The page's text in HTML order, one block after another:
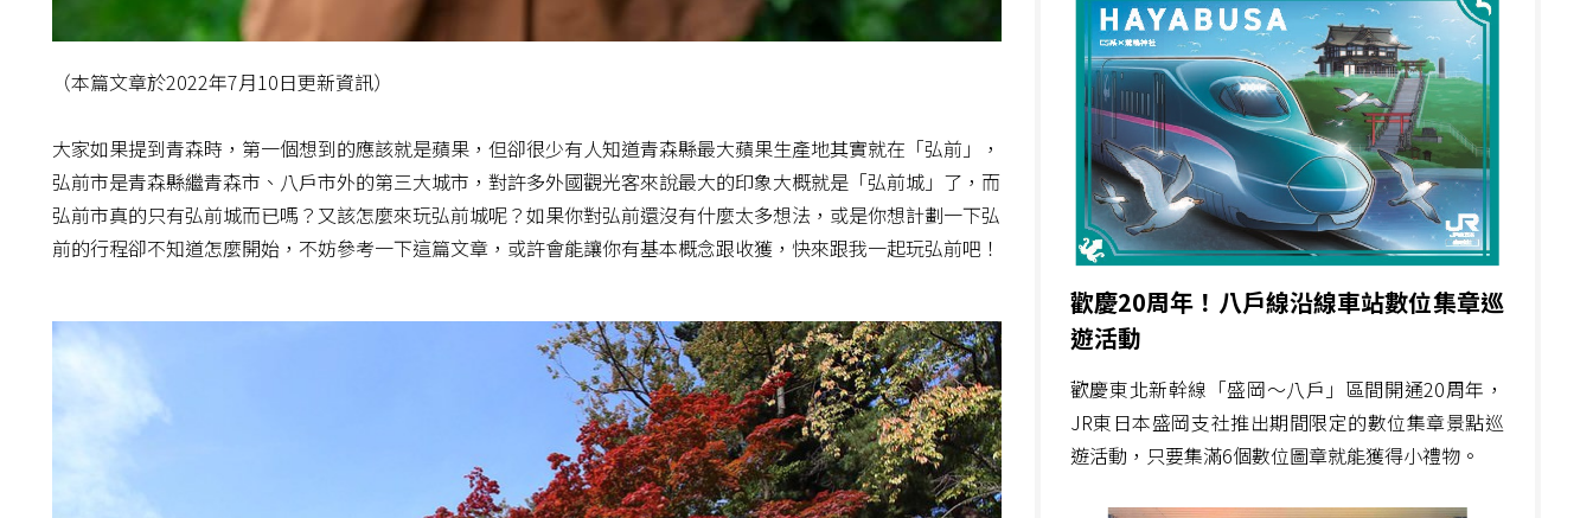
（本篇文章於2022年7月10日更新資訊）
大家如果提到青森時，第一個想到的應該就是蘋果，但卻很少有人知道青森縣最大蘋果生產地其實就在「弘前」，
弘前市是青森縣繼青森市、八戶市外的第三大城市，對許多外國觀光客來說最大的印象大概就是「弘前城」了，而
弘前市真的只有弘前城而已嗎？又該怎麼來玩弘前城呢？如果你對弘前還沒有什麼太多想法，或是你想計劃一下弘
前的行程卻不知道怎麼開始，不妨參考一下這篇文章，或許會能讓你有基本概念跟收獲，快來跟我一起玩弘前吧！
歡慶20周年！八戶線沿線車站數位集章巡
遊活動
歡慶東北新幹線「盛岡～八戶」區間開通20周年，
JR東日本盛岡支社推出期間限定的數位集章景點巡
遊活動，只要集滿6個數位圖章就能獲得小禮物。